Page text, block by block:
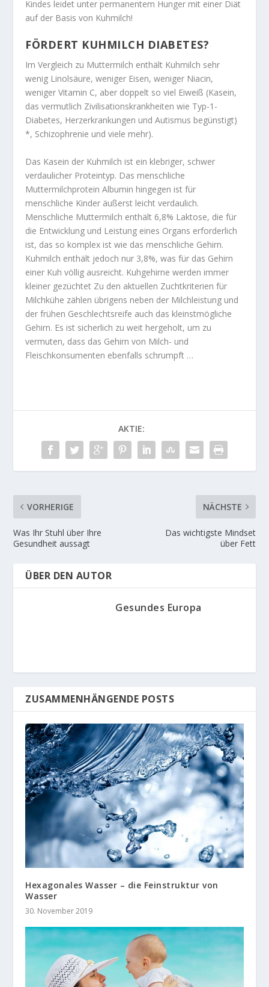
Kindes leidet unter permanentem Hunger mit einer Diät
auf der Basis von Kuhmilch!
FÖRDERT KUHMILCH DIABETES?
Im Vergleich zu Muttermilch enthält Kuhmilch sehr
wenig Linolsäure, weniger Eisen, weniger Niacin,
weniger Vitamin C, aber doppelt so viel Eiweiß (Kasein,
das vermutlich Zivilisationskrankheiten wie Typ-1-
Diabetes, Herzerkrankungen und Autismus begünstigt)
*, Schizophrenie und viele mehr).
Das Kasein der Kuhmilch ist ein klebriger, schwer
verdaulicher Proteintyp. Das menschliche
Muttermilchprotein Albumin hingegen ist für
menschliche Kinder äußerst leicht verdaulich.
Menschliche Muttermilch enthält 6,8% Laktose, die für
die Entwicklung und Leistung eines Organs erforderlich
ist, das so komplex ist wie das menschliche Gehirn.
Kuhmilch enthält jedoch nur 3,8%, was für das Gehirn
einer Kuh völlig ausreicht. Kuhgehirne werden immer
kleiner gezüchtet Zu den aktuellen Zuchtkriterien für
Milchkühe zählen übrigens neben der Milchleistung und
der frühen Geschlechtsreife auch das kleinstmögliche
Gehirn. Es ist sicherlich zu weit hergeholt, um zu
vermuten, dass das Gehirn von Milch- und
Fleischkonsumenten ebenfalls schrumpft …
AKTIE:
VORHERIGE
Was Ihr Stuhl über Ihre
Gesundheit aussagt
NÄCHSTE
Das wichtigste Mindset
über Fett
ÜBER DEN AUTOR
Gesundes Europa
ZUSAMMENHÄNGENDE POSTS
Hexagonales Wasser – die Feinstruktur von
Wasser
30. November 2019